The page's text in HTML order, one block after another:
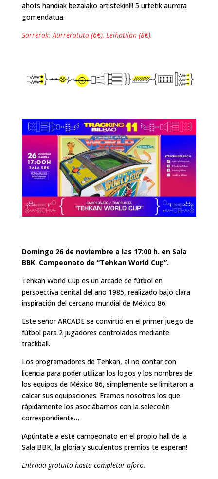
ahots handiak bezalako artistekin!!! 5 urtetik aurrera
gomendatua.
Sarrerak: Aurreratuta (6€), Leihatilan (8€).
Domingo 26 de noviembre a las 17:00 h. en Sala
BBK: Campeonato de “Tehkan World Cup”.
Tehkan World Cup es un arcade de fútbol en
perspectiva cenital del año 1985, realizado bajo clara
inspiración del cercano mundial de México 86.
Este señor ARCADE se convirtió en el primer juego de
fútbol para 2 jugadores controlados mediante
trackball.
Los programadores de Tehkan, al no contar con
licencia para poder utilizar los logos y los nombres de
los equipos de México 86, simplemente se limitaron a
calcar sus equipaciones. Eramos nosotros los que
rápidamente los asociábamos con la selección
correspondiente…
¡Apúntate a este campeonato en el propio hall de la
Sala BBK, la gloria y suculentos premios te esperan!
Entrada gratuita hasta completar aforo.